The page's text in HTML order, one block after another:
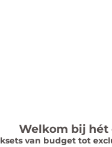
Welkom bij hét
van budget tot